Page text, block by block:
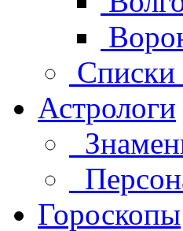
Списки
Астрологи
Гороскопы